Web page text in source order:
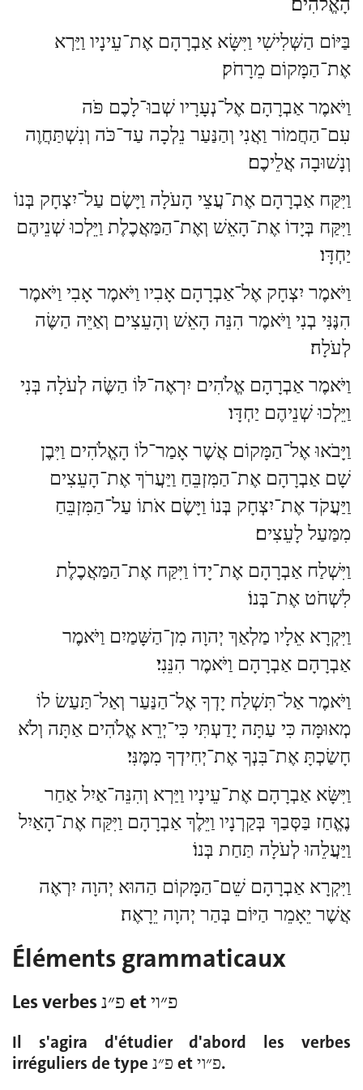
בַּיּוֹם הַשְּׁלִישִׁי וַיִּשָּׂא אַבְרָהָם אֶת־עֵינָיו וַיַּרְא
אֶת־הַמָּקוֹם מֵרָחֹק׃
וַיֹּאמֶר אַבְרָהָם אֶל־נְעָרָיו שְׁבוּ־לָכֶם פֹּה
עִם־הַחֲמוֹר וַאֲנִי וְהַנַּעַר נֵלְכָה עַד־כֹּה וְנִשְׁתַּחֲוֶה
וְנָשׁוּבָה אֲלֵיכֶם׃
וַיִּקַּח אַבְרָהָם אֶת־עֲצֵי הָעֹלָה וַיָּשֶׂם עַל־יִצְחָק בְּנוֹ
וַיִּקַּח בְּיָדוֹ אֶת־הָאֵשׁ וְאֶת־הַמַּאֲכֶלֶת וַיֵּלְכוּ שְׁנֵיהֶם
יַחְדָּו׃
וַיֹּאמֶר יִצְחָק אֶל־אַבְרָהָם אָבִיו וַיֹּאמֶר אָבִי וַיֹּאמֶר
הִנֶּנִּי בְנִי וַיֹּאמֶר הִנֵּה הָאֵשׁ וְהָעֵצִים וְאַיֵּה הַשֶּׂה
לְעֹלָה׃
וַיֹּאמֶר אַבְרָהָם אֱלֹהִים יִרְאֶה־לּוֹ הַשֶּׂה לְעֹלָה בְּנִי
וַיֵּלְכוּ שְׁנֵיהֶם יַחְדָּו׃
וַיָּבֹאוּ אֶל־הַמָּקוֹם אֲשֶׁר אָמַר־לוֹ הָאֱלֹהִים וַיִּבֶן
שָׁם אַבְרָהָם אֶת־הַמִּזְבֵּחַ וַיַּעֲרֹךְ אֶת־הָעֵצִים
וַיַּעֲקֹד אֶת־יִצְחָק בְּנוֹ וַיָּשֶׂם אֹתוֹ עַל־הַמִּזְבֵּחַ
מִמַּעַל לָעֵצִים׃
וַיִּשְׁלַח אַבְרָהָם אֶת־יָדוֹ וַיִּקַּח אֶת־הַמַּאֲכֶלֶת
לִשְׁחֹט אֶת־בְּנוֹ׃
וַיִּקְרָא אֵלָיו מַלְאַךְ יְהוָה מִן־הַשָּׁמַיִם וַיֹּאמֶר
אַבְרָהָם אַבְרָהָם וַיֹּאמֶר הִנֵּנִי׃
וַיֹּאמֶר אַל־תִּשְׁלַח יָדְךָ אֶל־הַנַּעַר וְאַל־תַּעַשׂ לוֹ
מְאוּמָּה כִּי עַתָּה יָדַעְתִּי כִּי־יְרֵא אֱלֹהִים אַתָּה וְלֹא
חָשַׂכְתָּ אֶת־בִּנְךָ אֶת־יְחִידְךָ מִמֶּנִּי׃
וַיִּשָּׂא אַבְרָהָם אֶת־עֵינָיו וַיַּרְא וְהִנֵּה־אַיִל אַחַר
נֶאֱחַז בַּסְּבַךְ בְּקַרְנָיו וַיֵּלֶךְ אַבְרָהָם וַיִּקַּח אֶת־הָאַיִל
וַיַּעֲלֵהוּ לְעֹלָה תַּחַת בְּנוֹ׃
וַיִּקְרָא אַבְרָהָם שֵׁם־הַמָּקוֹם הַהוּא יְהוָה יִרְאֶה
אֲשֶׁר יֵאָמֵר הַיּוֹם בְּהַר יְהוָה יֵרָאֶה׃
Éléments grammaticaux
Les verbes etפ״וי
Il s'agira d'étudier d'abord les verbes
irréguliers de type פ״נ et פ״וי.